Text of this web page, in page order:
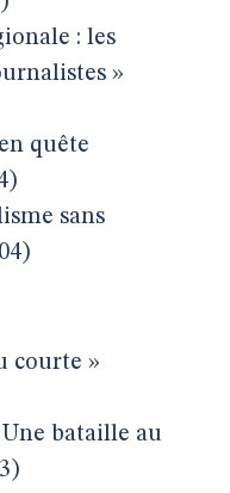
: les
»
quête
sans
courte »
Une bataille au